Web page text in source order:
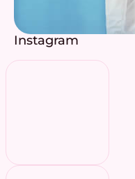
Instagram